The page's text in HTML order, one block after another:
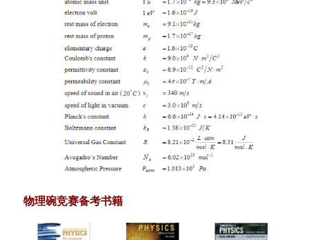
物理碗竞赛备考书籍